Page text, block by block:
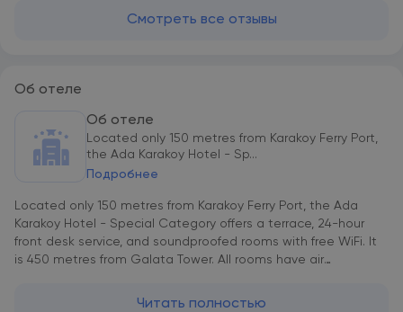
Смотреть все отзывы
Об отеле
Об отеле
Located only 150 metres from Karakoy Ferry Port,
the Ada Karakoy Hotel - Sp...
Подробнее
Located only 150 metres from Karakoy Ferry Port, the Ada
Karakoy Hotel - Special Category offers a terrace, 24-hour
front desk service, and soundproofed rooms with free WiFi. It
is 450 metres from Galata Tower. All rooms have air
private bathrooms come with a hairdryer. Karakoy Tram
Читать полностью